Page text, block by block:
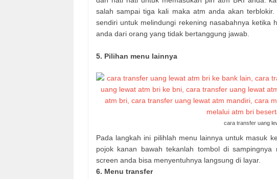
salah sampai tiga kali maka atm anda akan
sendiri untuk melindungi rekening nasabahnya ketika
anda dari orang yang tidak bertanggung jawab.
5. Pilihan menu lainnya
cara transfer uang
Pada langkah ini pilihlah menu lainnya untuk masuk
pojok kanan bawah tekanlah tombol di
screen anda bisa menyentuhnya langsung di layar.
6. Menu transfer